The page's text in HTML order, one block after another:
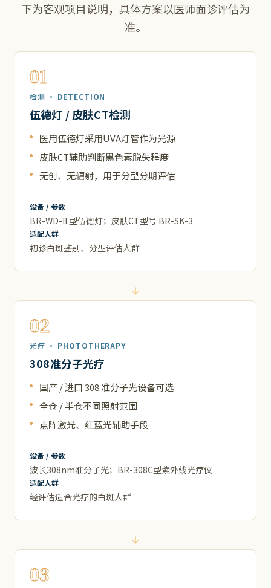
下为客观项目说明，具体方案以医师面诊评估为
准。
01
检测 · DETECTION
伍德灯 / 皮肤CT检测
医用伍德灯采用UVA灯管作为光源
皮肤CT辅助判断黑色素脱失程度
无创、无辐射，用于分型分期评估
设备 / 参数
BR-WD-II 型伍德灯；皮肤CT型号 BR-SK-3
适配人群
初诊白斑鉴别、分型评估人群
02
光疗 · PHOTOTHERAPY
308准分子光疗
国产 / 进口 308 准分子光设备可选
全仓 / 半仓不同照射范围
点阵激光、红蓝光辅助手段
设备 / 参数
波长308nm准分子光；BR-308C型紫外线光疗仪
适配人群
经评估适合光疗的白斑人群
03